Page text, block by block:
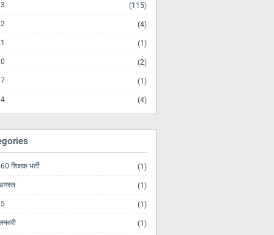
(115)
(4)
(1)
(2)
(1)
(4)
शिक्षक भर्ती (1)
(1)
(1)
(1)